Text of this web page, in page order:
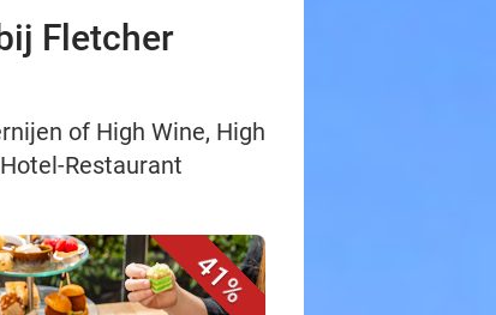
Fletcher
of High Wine, High
Restaurant
41%